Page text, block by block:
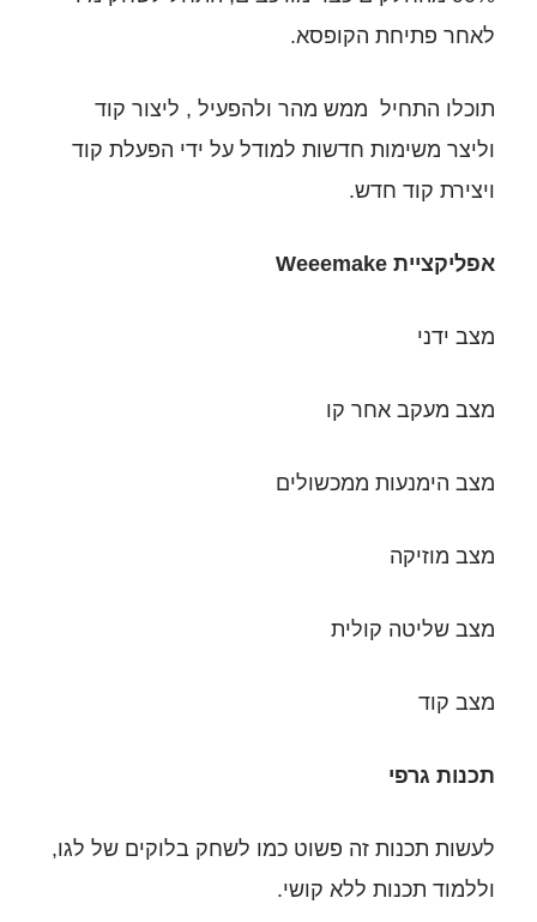
ולהפעיל , ליצור קוד
למודל על ידי הפעלת קוד
כמו לשחק בלוקים של לגו,
קושי.